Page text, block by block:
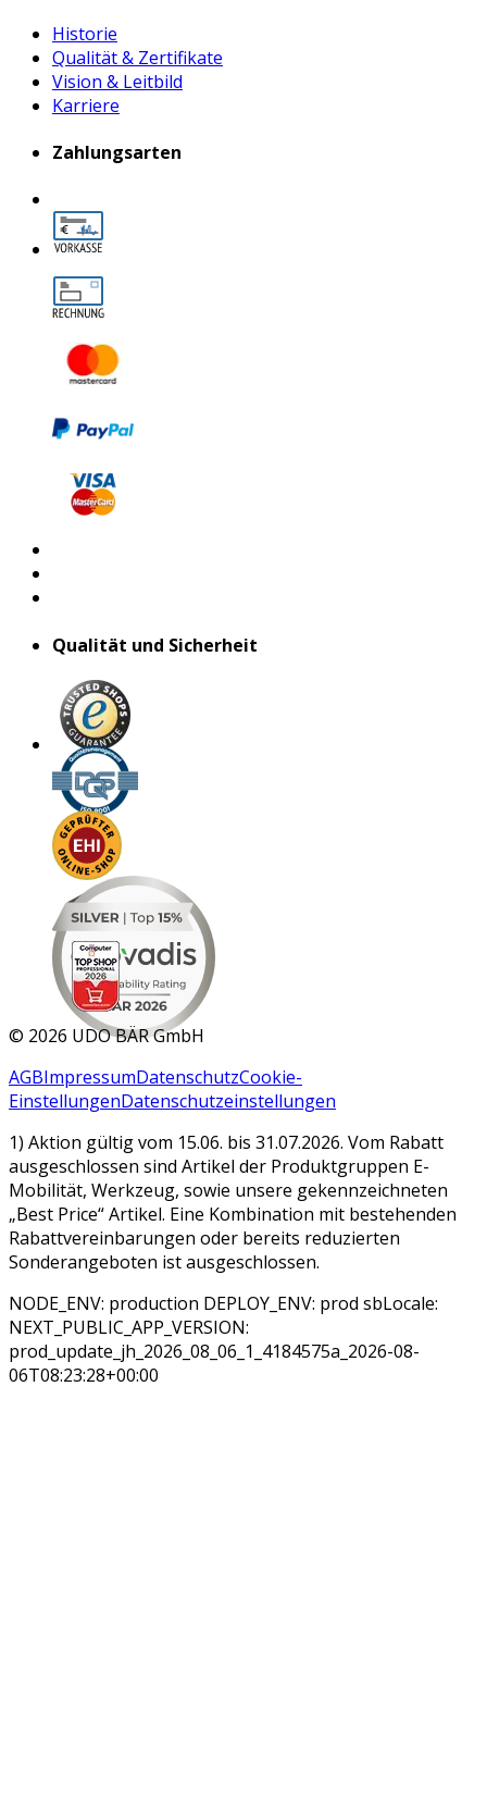
Historie
Qualität & Zertifikate
Vision & Leitbild
Karriere
Zahlungsarten
Qualität und Sicherheit
MAR 2026
© 2026 UDO BÄR GmbH
AGBImpressumDatenschutzCookie-
EinstellungenDatenschutzeinstellungen
1) Aktion gültig vom 15.06. bis 31.07.2026. Vom Rabatt
ausgeschlossen sind Artikel der Produktgruppen E-
Mobilität, Werkzeug, sowie unsere gekennzeichneten
„Best Price“ Artikel. Eine Kombination mit bestehenden
Rabattvereinbarungen oder bereits reduzierten
Sonderangeboten ist ausgeschlossen.
NODE_ENV: production DEPLOY_ENV: prod sbLocale:
NEXT_PUBLIC_APP_VERSION:
prod_update_jh_2026_08_06_1_4184575a_2026-08-
06T08:23:28+00:00